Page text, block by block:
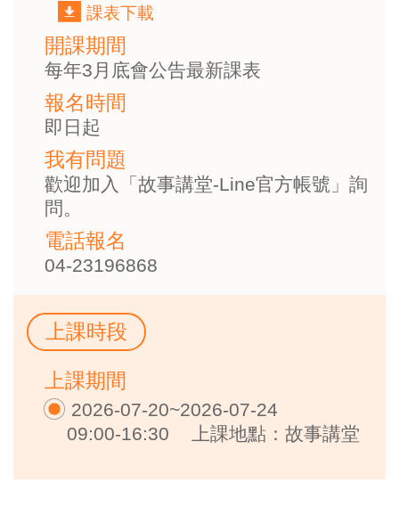
課表下載
開課期間
每年3月底會公告最新課表
報名時間
即日起
我有問題
歡迎加入「故事講堂-Line官方帳號」詢
問。
電話報名
04-23196868
上課時段
上課期間
2026-07-20~2026-07-24
09:00-16:30
上課地點：故事講堂